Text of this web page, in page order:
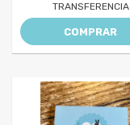
TRANSFERENCIA
COMPRAR